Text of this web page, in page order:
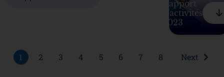
Rapport
d'activités
2023
1 2 3 4 5 6 7 8 Next